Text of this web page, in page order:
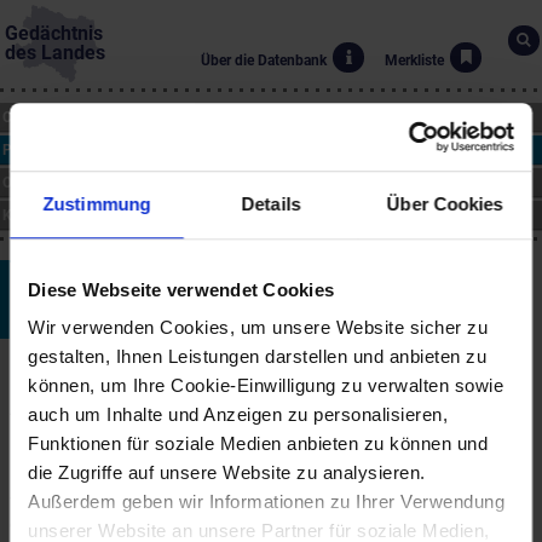
Zustimmung Details Über Cookies
Diese Webseite verwendet Cookies
Wir verwenden Cookies, um unsere Website sicher zu
gestalten, Ihnen Leistungen darstellen und anbieten zu
können, um Ihre Cookie-Einwilligung zu verwalten sowie
auch um Inhalte und Anzeigen zu personalisieren,
Funktionen für soziale Medien anbieten zu können und
die Zugriffe auf unsere Website zu analysieren.
Außerdem geben wir Informationen zu Ihrer Verwendung
unserer Website an unsere Partner für soziale Medien,
Gedächtnis
des Landes
Über die Datenbank Merkliste
CHRONIK
PERSONEN
KUNST
Alexander von Villers
*12.4.1812 bis †16.2.1880
Biographie
Alexander von Villers wurde 1812 in Moskau geboren. Als junger
Mann führte er zunächst das unstete Leben eines Bohemiens.
Nach dem Jusstudium trat er in den sächsischen diplomatischen
Dienst. Die Stationen seiner bewegten beruflichen Laufbahn
waren Frankfurt am Main, Paris, Berlin und Wien (1853). Hier blieb
er, kaufte ein Haus in der Währinger Straße und nahm am